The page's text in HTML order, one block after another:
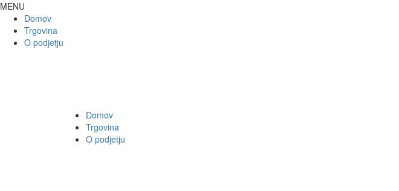
MENU
Domov
Trgovina
O podjetju
Domov
Trgovina
O podjetju